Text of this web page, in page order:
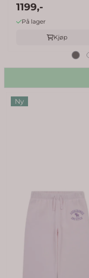
1199,-
På lager
Kjøp
Ny